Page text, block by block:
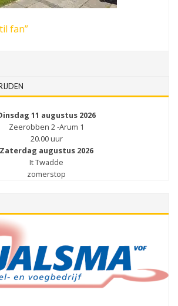
fan”
11 augustus 2026
Zeerobben 2 -Arum 1
20.00 uur
Zaterdag augustus 2026
It Twadde
zomerstop